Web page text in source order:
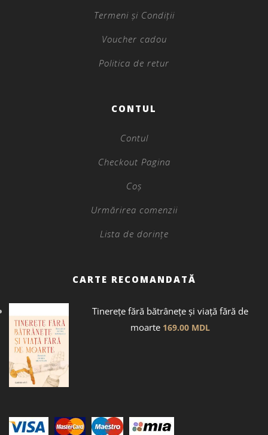
Termeni și Condiții
Voucher cadou
Politica de retur
CONTUL
Contul
Checkout Pagina
Coș
Urmărirea comenzii
Lista de dorințe
CARTE RECOMANDATĂ
Tinerețe fără bătrânețe și viață fără de
moarte 169.00 MDL